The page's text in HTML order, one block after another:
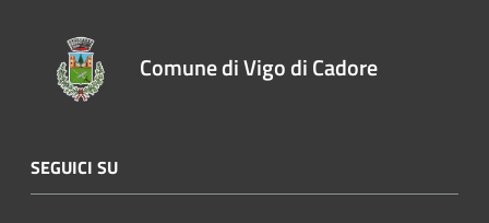
Comune di Vigo di Cadore
SEGUICI SU